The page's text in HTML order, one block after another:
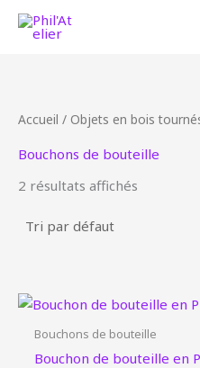
Aller
Accueil / Objets en bois
Bouchons de bouteille
2 résultats affichés
Bouchons de bouteille
Bouchon de bouteille en